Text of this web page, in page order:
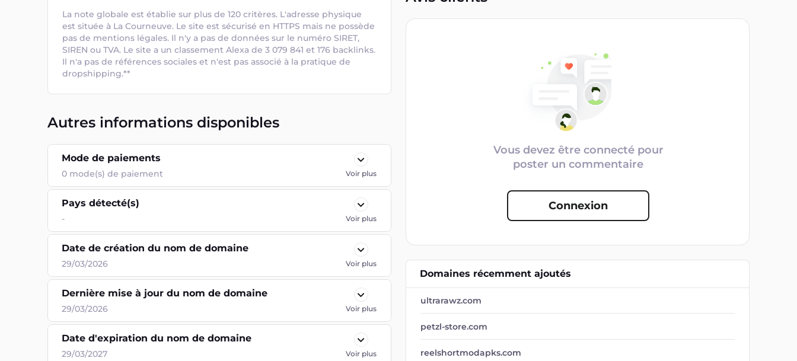
La note globale est établie sur plus de 120 critères. L'adresse physique
est située à La Courneuve. Le site est sécurisé en HTTPS mais ne possède
pas de mentions légales. Il n'y a pas de données sur le numéro SIRET,
SIREN ou TVA. Le site a un classement Alexa de 3 079 841 et 176 backlinks.
Il n'a pas de références sociales et n'est pas associé à la pratique de
dropshipping.**
Autres informations disponibles
Mode de paiements
0 mode(s) de paiement Voir plus
Pays détecté(s)
- Voir plus
Date de création du nom de domaine
29/03/2026 Voir plus
Dernière mise à jour du nom de domaine
29/03/2026 Voir plus
Date d'expiration du nom de domaine
29/03/2027 Voir plus
Vous devez être connecté pour
poster un commentaire
Connexion
Domaines récemment ajoutés
ultrarawz.com
petzl-store.com
reelshortmodapks.com